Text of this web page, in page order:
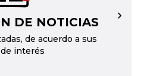
DE NOTICIAS
de acuerdo a sus
interés
→